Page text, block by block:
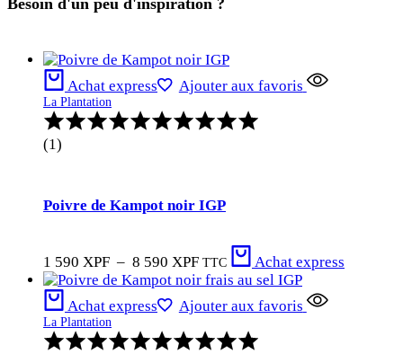
Besoin d'un peu d'inspiration ?
Achat express Ajouter aux favoris
La Plantation
(1)
Poivre de Kampot noir IGP
1 590 XPF – 8 590 XPF
Plage
de
prix :
1
à
TTC Achat express
Achat express Ajouter aux favoris
La Plantation